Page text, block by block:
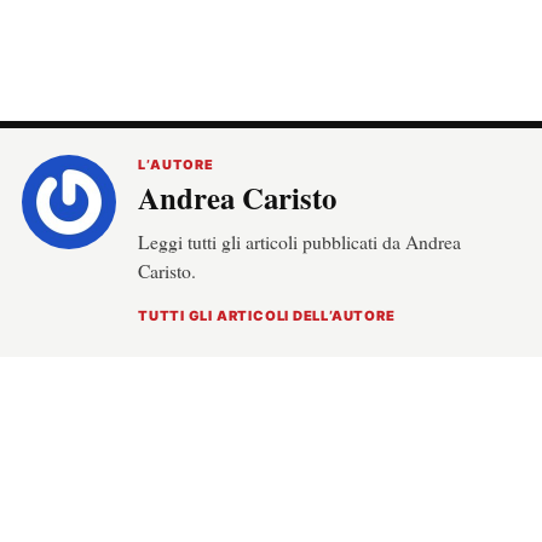
L’AUTORE
Andrea Caristo
Leggi tutti gli articoli pubblicati da Andrea
Caristo.
TUTTI GLI ARTICOLI DELL’AUTORE